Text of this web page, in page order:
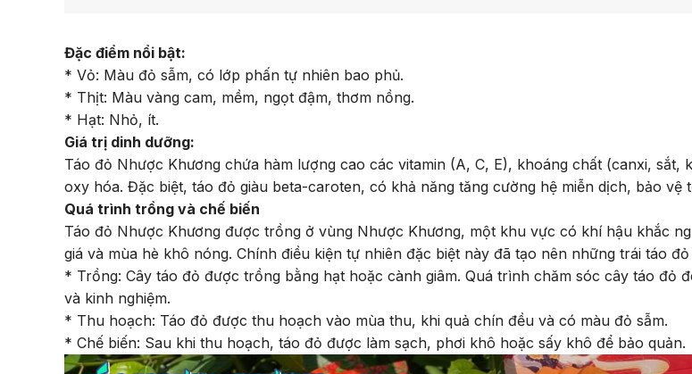
Đặc điểm nổi bật:
* Vỏ: Màu đỏ sẫm, có lớp phấn tự nhiên bao phủ.
* Thịt: Màu vàng cam, mềm, ngọt đậm, thơm nồng.
* Hạt: Nhỏ, ít.
Giá trị dinh dưỡng:
Táo đỏ Nhược Khương chứa hàm lượng cao các vitamin (A, C, E), khoáng chất (canxi, sắt,
oxy hóa. Đặc biệt, táo đỏ giàu beta-caroten, có khả năng tăng cường hệ miễn dịch, bảo vệ
Quá trình trồng và chế biến
Táo đỏ Nhược Khương được trồng ở vùng Nhược Khương, một khu vực có khí hậu khắc
giá và mùa hè khô nóng. Chính điều kiện tự nhiên đặc biệt này đã tạo nên những trái táo
* Trồng: Cây táo đỏ được trồng bằng hạt hoặc cành giâm. Quá trình chăm sóc cây táo đỏ
và kinh nghiệm.
* Thu hoạch: Táo đỏ được thu hoạch vào mùa thu, khi quả chín đều và có màu đỏ sẫm.
* Chế biến: Sau khi thu hoạch, táo đỏ được làm sạch, phơi khô hoặc sấy khô để bảo quản.